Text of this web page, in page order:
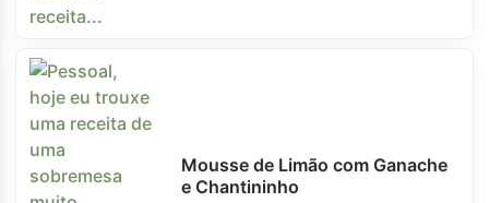
Mousse de Limão com Ganache
e Chantininho